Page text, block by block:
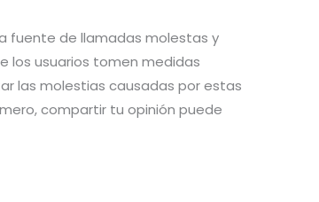
fuente de llamadas molestas y
los usuarios tomen medidas
las molestias causadas por estas
compartir tu opinión puede